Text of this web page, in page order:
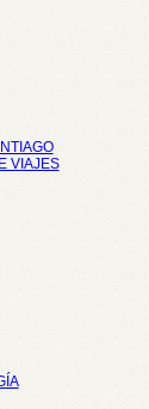
VIAJES